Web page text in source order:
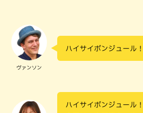
ヴァンソン
ハイサイボンジュール！
ハイサイボンジュール！